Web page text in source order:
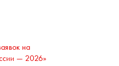
на
— 2026»